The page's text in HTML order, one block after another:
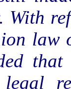
With
law